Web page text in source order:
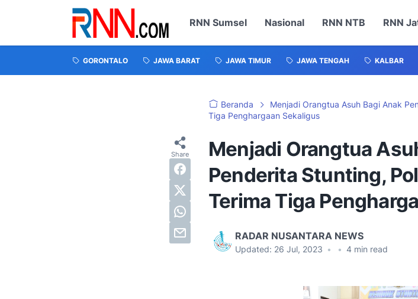
RNN Sumsel Nasional RNN NTB RNN
GORONTALO JAWA BARAT JAWA TIMUR JAWA TENGAH KALBAR
Beranda
Menjadi Orangtua Asuh Bagi Anak
Tiga Penghargaan Sekaligus
Menjadi Orangtua
Penderita Stunting,
Terima Tiga
RADAR NUSANTARA NEWS
Updated: 26 Jul, 2023 • • 4 min read